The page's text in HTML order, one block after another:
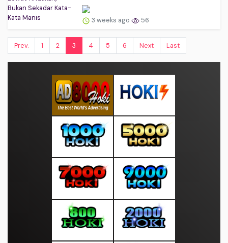
3 weeks ago 56
Prev. 1 2 3 4 5 6 Next Last